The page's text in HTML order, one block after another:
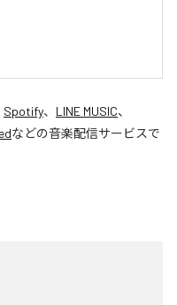
Spotify、 LINE MUSIC、
などの音楽配信サービスで